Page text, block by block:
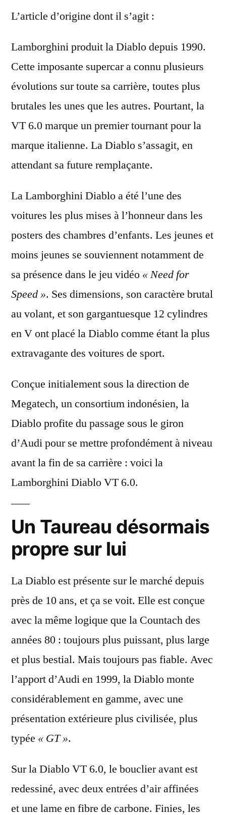
L’article d’origine dont il s’agit :
Lamborghini produit la Diablo depuis 1990.
Cette imposante supercar a connu plusieurs
évolutions sur toute sa carrière, toutes plus
brutales les unes que les autres. Pourtant, la
VT 6.0 marque un premier tournant pour la
marque italienne. La Diablo s’assagit, en
attendant sa future remplaçante.
La Lamborghini Diablo a été l’une des
voitures les plus mises à l’honneur dans les
posters des chambres d’enfants. Les jeunes et
moins jeunes se souviennent notamment de
sa présence dans le jeu vidéo « Need for
Speed ». Ses dimensions, son caractère brutal
au volant, et son gargantuesque 12 cylindres
en V ont placé la Diablo comme étant la plus
extravagante des voitures de sport.
Conçue initialement sous la direction de
Megatech, un consortium indonésien, la
Diablo profite du passage sous le giron
d’Audi pour se mettre profondément à niveau
avant la fin de sa carrière : voici la
Lamborghini Diablo VT 6.0.
Un Taureau désormais
propre sur lui
La Diablo est présente sur le marché depuis
près de 10 ans, et ça se voit. Elle est conçue
avec la même logique que la Countach des
années 80 : toujours plus puissant, plus large
et plus bestial. Mais toujours pas fiable. Avec
l’apport d’Audi en 1999, la Diablo monte
considérablement en gamme, avec une
présentation extérieure plus civilisée, plus
typée « GT ».
Sur la Diablo VT 6.0, le bouclier avantest
redessiné, avec deux entrées d’air affinées
et une lame en fibre de carbone. Finies, les